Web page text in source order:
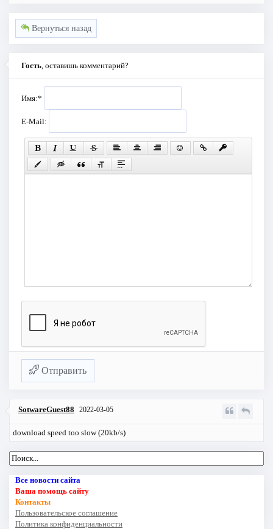
Вернуться назад
Гость , оставишь комментарий?
Имя:*
E-Mail:
Отправить
SotwareGuest88 2022-03-05
download speed too slow (20kb/s)
Все новости сайта
Ваша помощь сайту
Контакты
Пользовательское соглашение
Политика конфиденциальности